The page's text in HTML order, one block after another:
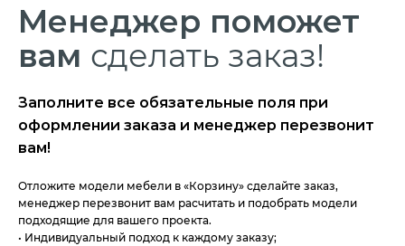
Менеджер поможет
вам сделать заказ!
Заполните все обязательные поля при
оформлении заказа и менеджер перезвонит
вам!
Отложите модели мебели в «Корзину» сделайте заказ,
менеджер перезвонит вам расчитать и подобрать модели
подходящие для вашего проекта.
• Индивидуальный подход к каждому заказу;